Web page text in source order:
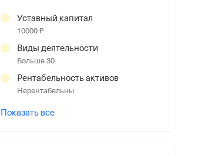
Уставный капитал
10000 ₽
Виды деятельности
Больше 30
Рентабельность активов
Нерентабельны
Показать все